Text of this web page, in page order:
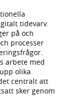
tidevarv.
på och
processer
arbete med
olika
centralt att
sker genom